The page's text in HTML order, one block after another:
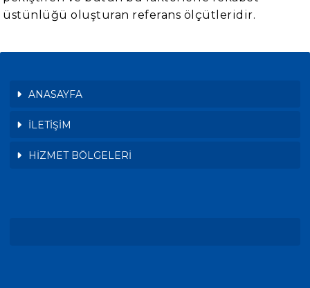
üstünlüğü oluşturan referans ölçütleridir.
ANASAYFA
İLETİŞİM
HİZMET BÖLGELERİ